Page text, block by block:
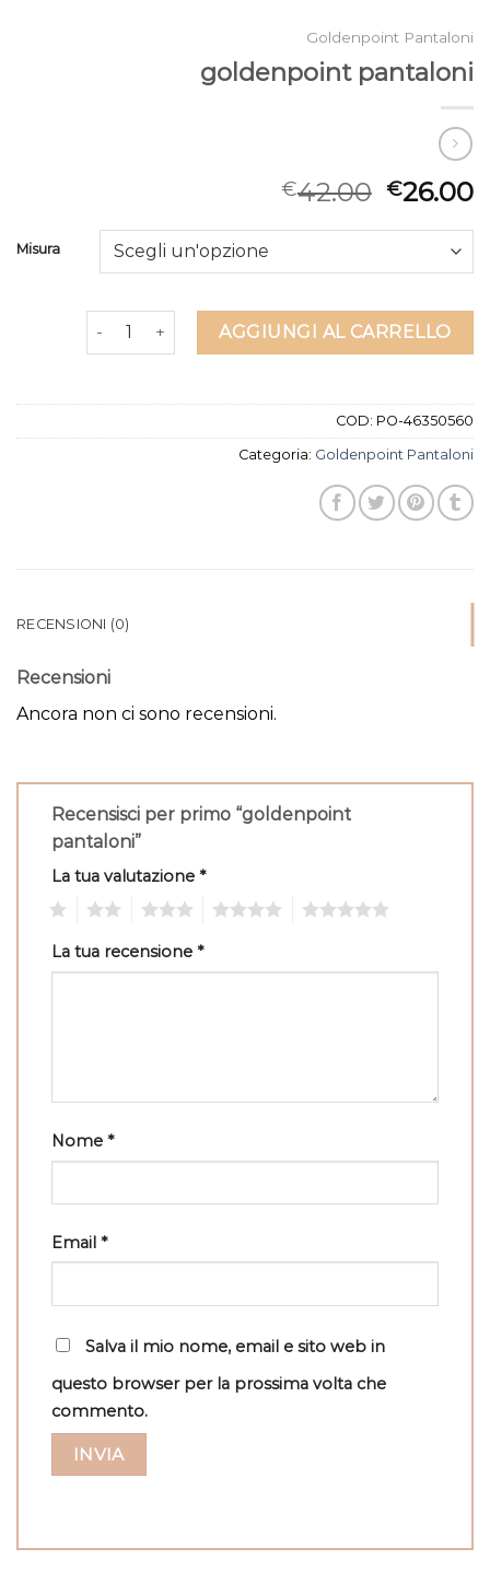
Goldenpoint Pantaloni
goldenpoint pantaloni
€42.00 €26.00
Misura
goldenpoint pantaloni quantità
AGGIUNGI AL CARRELLO
COD: PO-46350560
Categoria: Goldenpoint Pantaloni
RECENSIONI (0)
Recensioni
Ancora non ci sono recensioni.
Recensisci per primo “goldenpoint
pantaloni”
La tua valutazione *
La tua recensione *
Nome *
Email *
Salva il mio nome, email e sito web in
questo browser per la prossima volta che
commento.